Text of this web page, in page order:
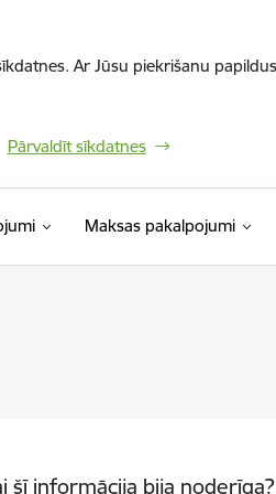
Ar Jūsu piekrišanu
Pārvaldīt sīkdatnes
Maksas pakalpojumi
šī informācija bija noderīga?